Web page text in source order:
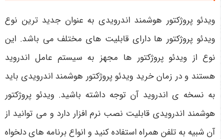
ویدئو پروژکتور هوشمند اندرویدی به عنوان جدید ترین نوع
ویدئو پروژکتور ها دارای قابلیت های مختلف می باشد. این
نوع از ویدئو پروژکتور ها مجهز به سیستم عامل اندروید
هستند و در زمان خرید ویدئو پروژکتور هوشمند اندرویدی باید
به نسخه ی اندروید آن توجه داشته باشید. ویدئو پروژکتور
هوشمند اندرویدی قابلیت نصب نرم افزار دارد و می توانید از
آن شبیه به تلفن همراه استفاده کنید و انواع برنامه های دلخواه